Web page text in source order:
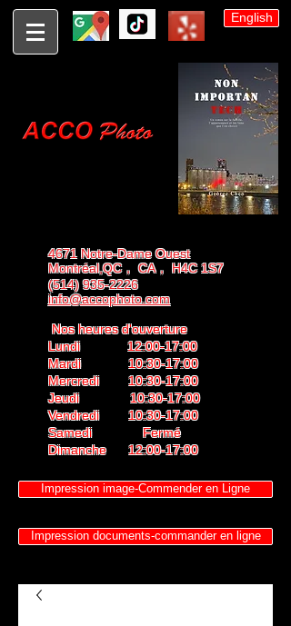
English
4671 Notre-Dame Ouest
Montréal,QC， CA， H4C 1S7
(514) 935-2226
info@accophoto.com
Nos heures d'ouverture
Lundi 12:00-17:00
Mardi 10:30-17:00
Mercredi 10:30-17:00
Jeudi 10:30-17:00
Vendredi 10:30-17:00
Samedi Fermé
Dimanche 12:00-17:00
Impression image-Commender en Ligne
Impression documents-commander en ligne